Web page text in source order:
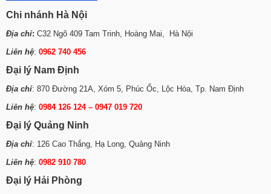
Chi nhánh Hà Nội
Địa chỉ: C32 Ngõ 409 Tam Trinh, Hoàng Mai, Hà Nội
Liên hệ: 0962 740 456
Đại lý Nam Định
Địa chỉ: 870 Đường 21A, Xóm 5, Phúc Ốc, Lộc Hòa, Tp. Nam Định
Liên hệ: 0984 126 124 – 0947 019 720
Đại lý Quảng Ninh
Địa chỉ: 126 Cao Thắng, Hạ Long, Quảng Ninh
Liên hệ: 0982 910 780
Đại lý Hải Phòng